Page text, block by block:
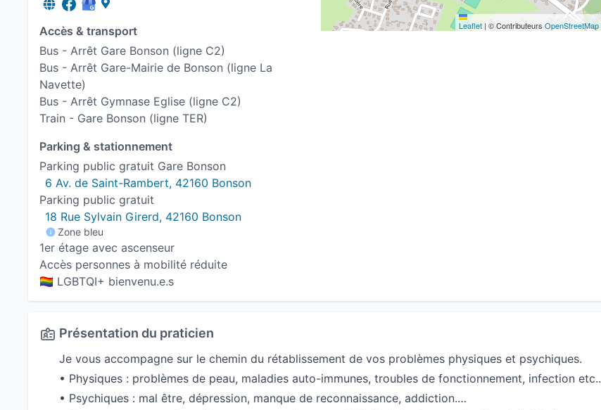
Accès & transport
Bus - Arrêt Gare Bonson (ligne C2)
Bus - Arrêt Gare-Mairie de Bonson (ligne La
Navette)
Bus - Arrêt Gymnase Eglise (ligne C2)
Train - Gare Bonson (ligne TER)
Parking & stationnement
Parking public gratuit Gare Bonson
6 Av. de Saint-Rambert, 42160 Bonson
Parking public gratuit
18 Rue Sylvain Girerd, 42160 Bonson
Zone bleu
1er étage avec ascenseur
Accès personnes à mobilité réduite
🏳️‍🌈 LGBTQI+ bienvenu.e.s
Leaflet | © Contributeurs OpenStreetMap
Présentation du praticien
Je vous accompagne sur le chemin du rétablissement de vos problèmes physiques et psychiques.
• Physiques : problèmes de peau, maladies auto-immunes, troubles de fonctionnement, infection etc..
• Psychiques : mal être, dépression, manque de reconnaissance, addiction.…